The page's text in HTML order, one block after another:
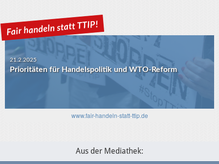
21.2.2025
Prioritäten für Handelspolitik und WTO-Reform
www.fair-handeln-statt-ttip.de
Aus der Mediathek: